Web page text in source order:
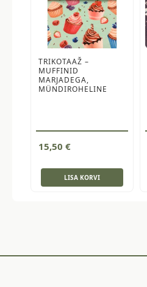
TRIKOTAAŽ –
MUFFINID
MARJADEGA,
MÜNDIROHELINE
15,50 €
LISA KORVI